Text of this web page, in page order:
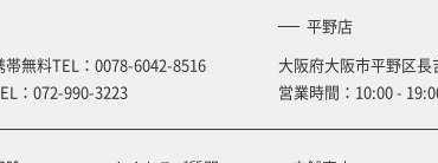
帯無料TEL： 0078-6042-8516
： 072-990-3223
平野店
大阪府大阪市平野区
営業時間：10:00 -